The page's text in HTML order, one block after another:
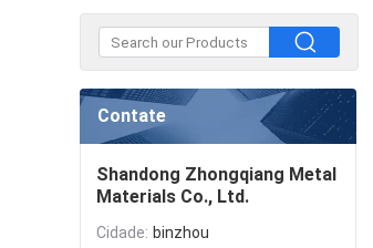
Contate
Shandong Zhongqiang Metal
Materials Co., Ltd.
Cidade: binzhou